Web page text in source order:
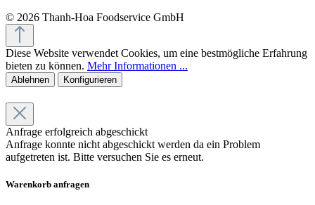
© 2026 Thanh-Hoa Foodservice GmbH
Diese Website verwendet Cookies, um eine bestmögliche Erfahrung
bieten zu können. Mehr Informationen ...
Ablehnen Konfigurieren
Anfrage erfolgreich abgeschickt
Anfrage konnte nicht abgeschickt werden da ein Problem
aufgetreten ist. Bitte versuchen Sie es erneut.
Warenkorb anfragen